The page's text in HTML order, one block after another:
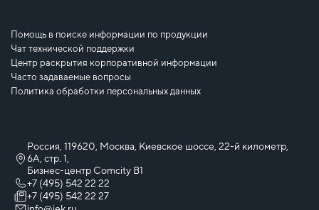
Помощь в поиске информации по продукции
Чат технической поддержки
Центр раскрытия корпоративной информации
Часто задаваемые вопросы
Политика обработки персональных данных
Россия, 119620, Москва, Киевское шоссе, 22-й километр,
6А, стр. 1,
Бизнес-центр Comcity B1
+7 (495) 542 22 22
+7 (495) 542 22 27